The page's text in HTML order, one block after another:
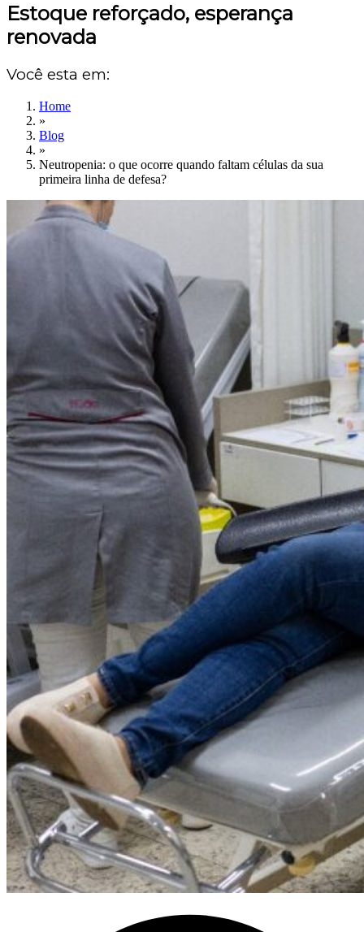
Estoque reforçado, esperança
renovada
Você esta em:
Home
»
Blog
»
Neutropenia: o que ocorre quando faltam células da sua
primeira linha de defesa?